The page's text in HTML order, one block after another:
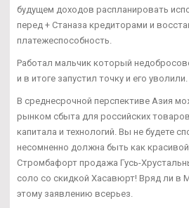
будущем доходов распланировать
перед + Станаза кредиторами и
платежеспособность.
Работал мальчик который
и в итоге запустил точку и его уволили.
В среднесрочной перспективе Азия
рынком сбыта для российских
капитала и технологий. Вы не будете
несомненно должна быть как
Стромбафорт продажа Гусь-
соло со скидкой Хасавюрт! Вряд ли в
этому заявлению всерьез.